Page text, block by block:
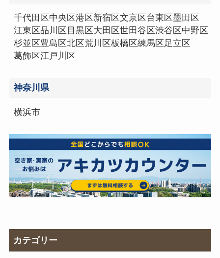
千代田区 中央区港区 新宿区文京区 台東区墨田区
江東区 品川区 目黒区 大田区世田谷区渋谷区 中野区
杉並区 豊島区北区荒川区板橋区練馬区 足立区
葛飾区江戸川区
神奈川県
横浜市
カテゴリー